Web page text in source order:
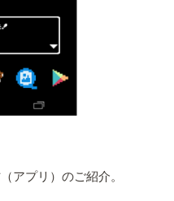
アプリ）のご紹介。